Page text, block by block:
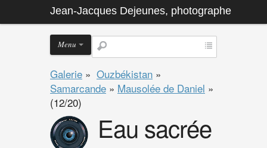
Jean-Jacques Dejeunes, photographe
Menu
Galerie » Ouzbékistan »
Samarcande » Mausolée de Daniel »
(12/20)
Eau sacrée